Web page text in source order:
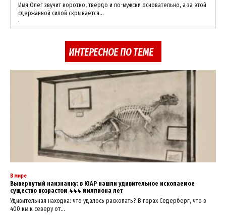
Имя Олег звучит коротко, твердо и по-мужски основательно, а за этой
сдержанной силой скрывается...
ИНТЕРЕСНОЕ ПО ТЕМЕ
В мире
Вывернутый наизнанку: в ЮАР нашли удивительное ископаемое
существо возрастом 444 миллиона лет
Удивительная находка: что удалось раскопать? В горах Седерберг, что в
400 км к северу от...